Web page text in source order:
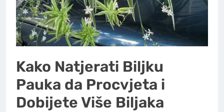
Kako Natjerati Biljku
Pauka da Procvjeta i
Dobijete Više Biljaka